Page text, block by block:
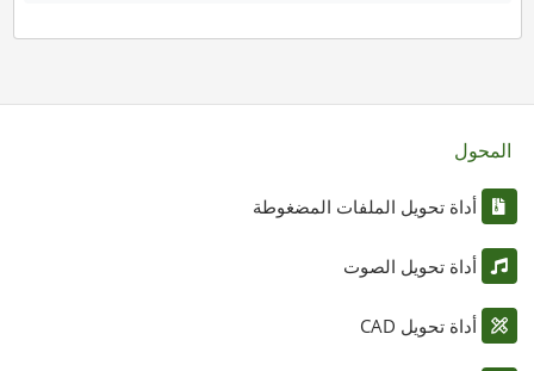
المحول
أداة تحويل الملفات المضغوطة
أداة تحويل الصوت
أداة تحويل CAD